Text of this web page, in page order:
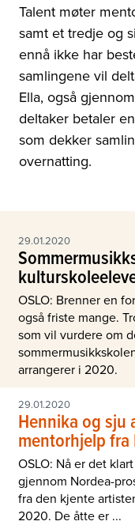
Talent møter
samt et tredje og
ennå ikke har
samlingene vil
Ella, også
deltaker betaler
som dekker
overnatting.
29.01.2020
OSLO: Brenner en
også friste mange.
som vil vurdere om
arrangerer i 2020.
29.01.2020
Hennika og sju
mentorhjelp fra
OSLO: Nå er det
gjennom Nordea-
fra den kjente
2020. De åtte er ...